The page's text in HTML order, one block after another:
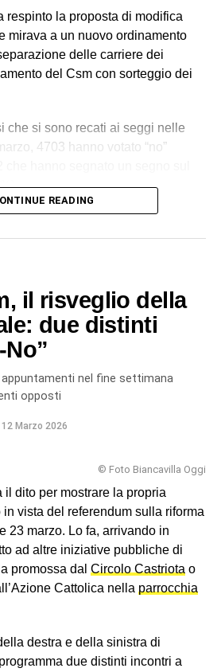
respinto la proposta di modifica
mirava a un nuovo ordinamento
delle carriere dei
del Csm con sorteggio dei
che si sono recati ai seggi nelle
4703 hanno votato “no”
urne. Un esito su cui la politica
di aree contrapposte (
una saletta di un bar). Insomma, su
scelto i biancavillesi,
Meloni-Nordio, nonostante la
READING
il risveglio della
due distinti
nel fine settimana
opposti
12 Marzo 2026
© Foto Biancavilla Oggi
il dito per mostrare la propria
vista del referendum sulla riforma
23 marzo. Lo fa, arrivando in
ad altre iniziative pubbliche di
promossa dal Circolo Castriota o
Cattolica nella parrocchia
destra e della sinistra di
due distinti incontri a